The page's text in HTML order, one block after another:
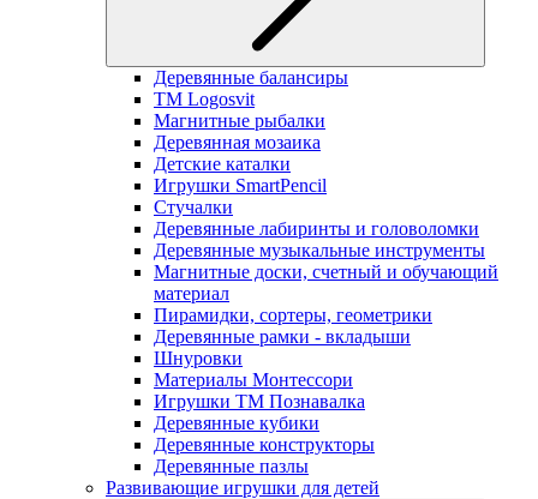
Деревянные балансиры
TM Logosvit
Магнитные рыбалки
Деревянная мозаика
Детские каталки
Игрушки SmartPencil
Стучалки
Деревянные лабиринты и головоломки
Деревянные музыкальные инструменты
Магнитные доски, счетный и обучающий
материал
Пирамидки, сортеры, геометрики
Деревянные рамки - вкладыши
Шнуровки
Материалы Монтессори
Игрушки ТМ Познавалка
Деревянные кубики
Деревянные конструкторы
Деревянные пазлы
Развивающие игрушки для детей